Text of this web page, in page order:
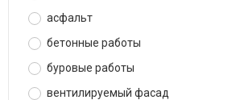
асфальт
бетонные работы
буровые работы
вентилируемый фасад